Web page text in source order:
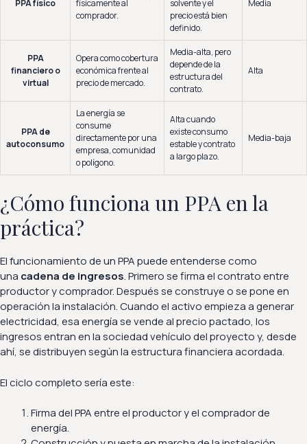
PPA físico
físicamente al
comprador.
solvente y el
precio está bien
definido.
Media
PPA
financiero o
virtual
Opera como cobertura
económica frente al
precio de mercado.
Media-alta, pero
depende de la
estructura del
contrato.
Alta
PPA de
autoconsumo
La energía se
consume
directamente por una
empresa, comunidad
o polígono.
Alta cuando
existe consumo
estable y contrato
a largo plazo.
Media-baja
¿Cómo funciona un PPA en la
práctica?
El funcionamiento de un PPA puede entenderse como
una cadena de ingresos. Primero se firma el contrato entre
productor y comprador. Después se construye o se pone en
operación la instalación. Cuando el activo empieza a generar
electricidad, esa energía se vende al precio pactado, los
ingresos entran en la sociedad vehículo del proyecto y, desde
ahí, se distribuyen según la estructura financiera acordada.
El ciclo completo sería este:
Firma del PPA entre el productor y el comprador de
energía.